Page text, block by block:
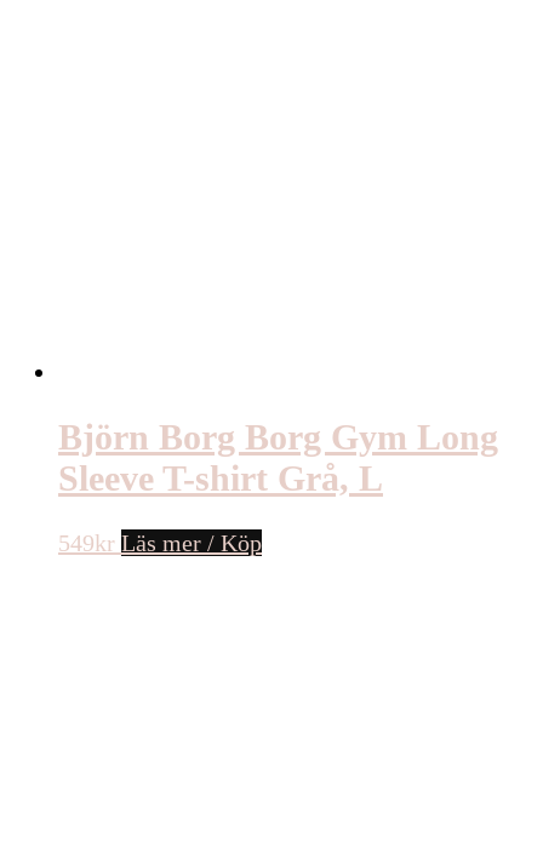
Björn Borg Borg Gym Long
Sleeve T-shirt Grå, L
549kr Läs mer / Köp